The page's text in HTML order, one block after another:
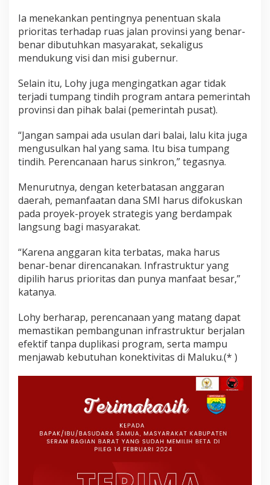
Ia menekankan pentingnya penentuan skala
prioritas terhadap ruas jalan provinsi yang benar-
benar dibutuhkan masyarakat, sekaligus
mendukung visi dan misi gubernur.
Selain itu, Lohy juga mengingatkan agar tidak
terjadi tumpang tindih program antara pemerintah
provinsi dan pihak balai (pemerintah pusat).
“Jangan sampai ada usulan dari balai, lalu kita juga
mengusulkan hal yang sama. Itu bisa tumpang
tindih. Perencanaan harus sinkron,” tegasnya.
Menurutnya, dengan keterbatasan anggaran
daerah, pemanfaatan dana SMI harus difokuskan
pada proyek-proyek strategis yang berdampak
langsung bagi masyarakat.
“Karena anggaran kita terbatas, maka harus
benar-benar direncanakan. Infrastruktur yang
dipilih harus prioritas dan punya manfaat besar,”
katanya.
Lohy berharap, perencanaan yang matang dapat
memastikan pembangunan infrastruktur berjalan
efektif tanpa duplikasi program, serta mampu
menjawab kebutuhan konektivitas di Maluku.(* )